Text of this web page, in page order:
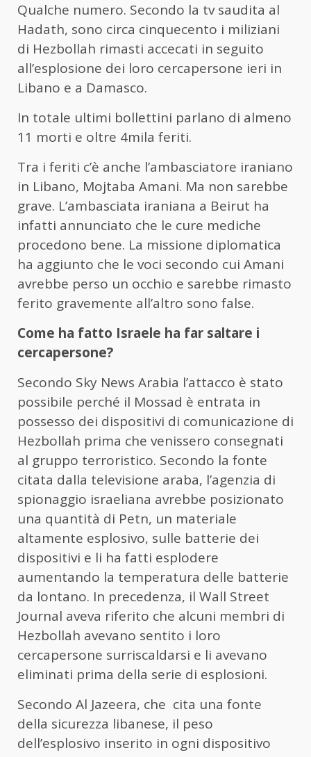
Qualche numero. Secondo la tv saudita al
Hadath, sono circa cinquecento i miliziani
di Hezbollah rimasti accecati in seguito
all’esplosione dei loro cercapersone ieri in
Libano e a Damasco.
In totale ultimi bollettini parlano di almeno
11 morti e oltre 4mila feriti.
Tra i feriti c’è anche l’ambasciatore iraniano
in Libano, Mojtaba Amani. Ma non sarebbe
grave. L’ambasciata iraniana a Beirut ha
infatti annunciato che le cure mediche
procedono bene. La missione diplomatica
ha aggiunto che le voci secondo cui Amani
avrebbe perso un occhio e sarebbe rimasto
ferito gravemente all’altro sono false.
Come ha fatto Israele ha far saltare i
cercapersone?
Secondo Sky News Arabia l’attacco è stato
possibile perché il Mossad è entrata in
possesso dei dispositivi di comunicazione di
Hezbollah prima che venissero consegnati
al gruppo terroristico. Secondo la fonte
citata dalla televisione araba, l’agenzia di
spionaggio israeliana avrebbe posizionato
una quantità di Petn, un materiale
altamente esplosivo, sulle batterie dei
dispositivi e li ha fatti esplodere
aumentando la temperatura delle batterie
da lontano. In precedenza, il Wall Street
Journal aveva riferito che alcuni membri di
Hezbollah avevano sentito i loro
cercapersone surriscaldarsi e li avevano
eliminati prima della serie di esplosioni.
Secondo Al Jazeera, che cita una fonte
della sicurezza libanese, il peso
dell’esplosivo inserito in ogni dispositivo